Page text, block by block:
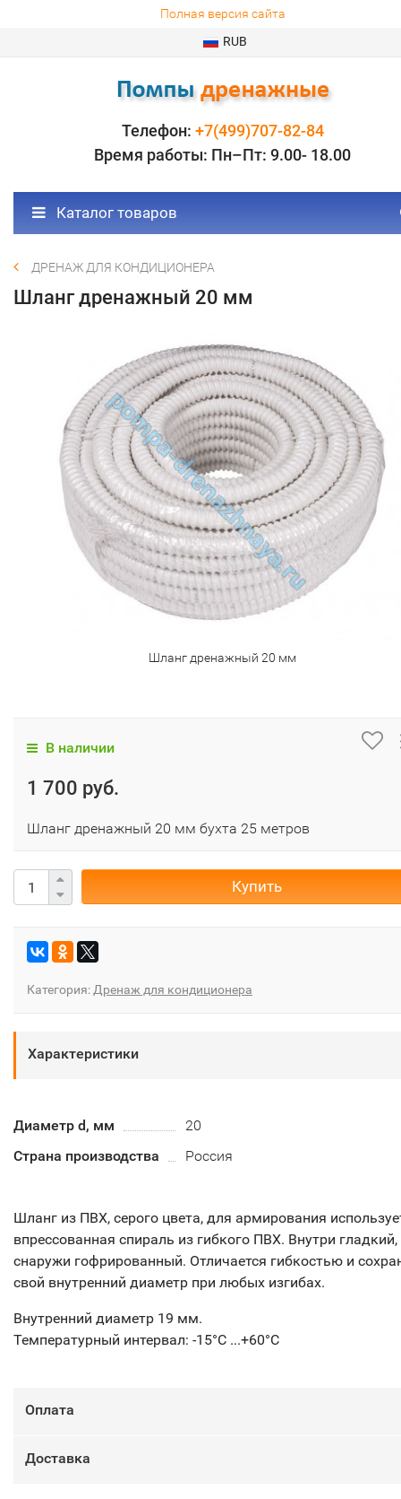
Полная версия сайта
RUB
Телефон: +7(499)707-82-84
Время работы: Пн–Пт: 9.00- 18.00
Каталог товаров
ДРЕНАЖ ДЛЯ КОНДИЦИОНЕРА
Шланг дренажный 20 мм
Шланг дренажный 20 мм
В наличии
1 700 руб.
Шланг дренажный 20 мм бухта 25 метров
Купить
Категория: Дренаж для кондиционера
Характеристики
Диаметр d, мм
20
Страна производства
Россия
Шланг из ПВХ, серого цвета, для армирования
впрессованная спираль из гибкого ПВХ. Внутри гладкий,
снаружи гофрированный. Отличается гибкостью и
свой внутренний диаметр при любых изгибах.
Внутренний диаметр 19 мм.
Температурный интервал: -15°С ...+60°С
Оплата
Доставка